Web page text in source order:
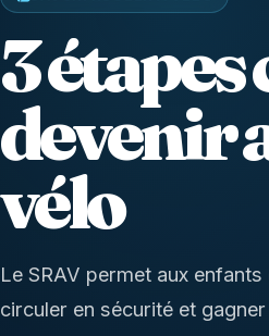
3
devenir
vélo
Le SRAV permet aux
circuler en sécurité et